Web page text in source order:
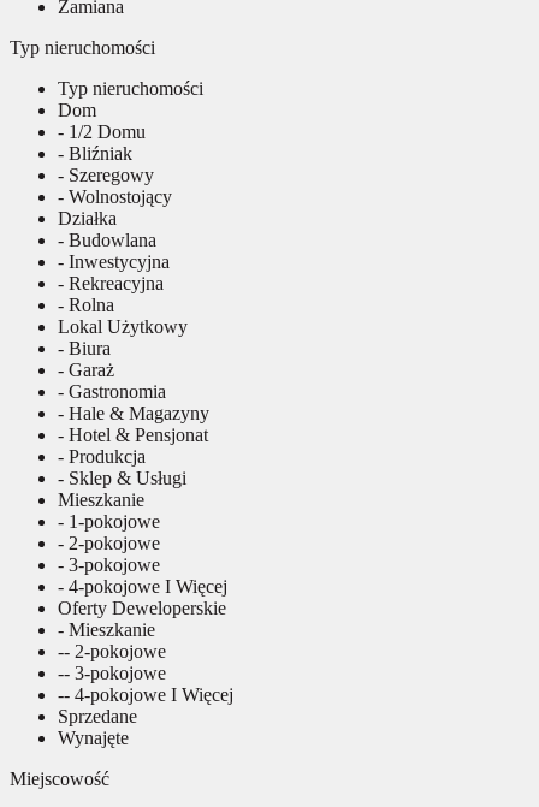
Zamiana
Typ nieruchomości
Typ nieruchomości
Dom
- 1/2 Domu
- Bliźniak
- Szeregowy
- Wolnostojący
Działka
- Budowlana
- Inwestycyjna
- Rekreacyjna
- Rolna
Lokal Użytkowy
- Biura
- Garaż
- Gastronomia
- Hale & Magazyny
- Hotel & Pensjonat
- Produkcja
- Sklep & Usługi
Mieszkanie
- 1-pokojowe
- 2-pokojowe
- 3-pokojowe
- 4-pokojowe I Więcej
Oferty Deweloperskie
- Mieszkanie
-- 2-pokojowe
-- 3-pokojowe
-- 4-pokojowe I Więcej
Sprzedane
Wynajęte
Miejscowość